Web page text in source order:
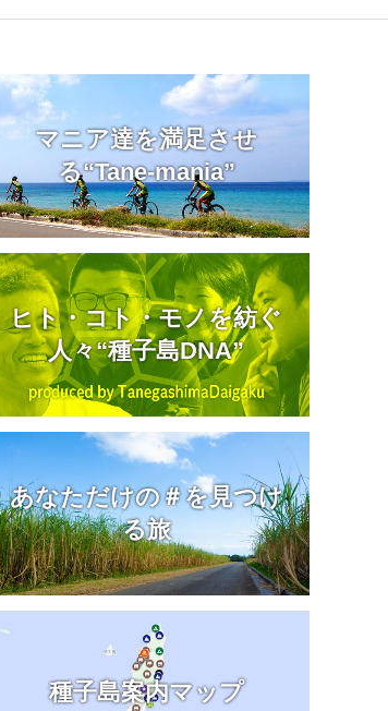
マニア達を満足させ
る“Tane-mania”
ヒト・コト・モノを紡ぐ
人々“種子島DNA”
あなただけの＃を見つけ
る旅
種子島案内マップ